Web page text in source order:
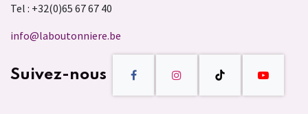
Tel : +32(0)65 67 67 40
info@laboutonniere.be
Suivez-nous